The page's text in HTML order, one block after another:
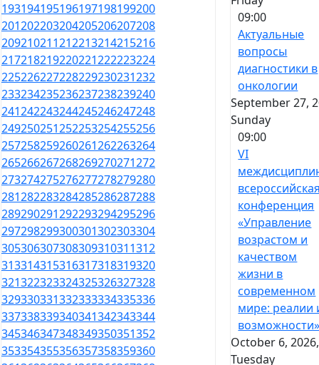
193194195196197198199200
201202203204205206207208
209210211212213214215216
217218219220221222223224
225226227228229230231232
233234235236237238239240
241242243244245246247248
249250251252253254255256
257258259260261262263264
265266267268269270271272
273274275276277278279280
281282283284285286287288
289290291292293294295296
297298299300301302303304
305306307308309310311312
313314315316317318319320
321322323324325326327328
329330331332333334335336
337338339340341342343344
345346347348349350351352
353354355356357358359360
09:00
Актуальные
вопросы
диагностики в
онкологии
September 27,
Sunday
09:00
VI
конференция
«Управление
возрастом и
качеством
жизни в
современном
мире: реалии
October 6, 2026,
Tuesday